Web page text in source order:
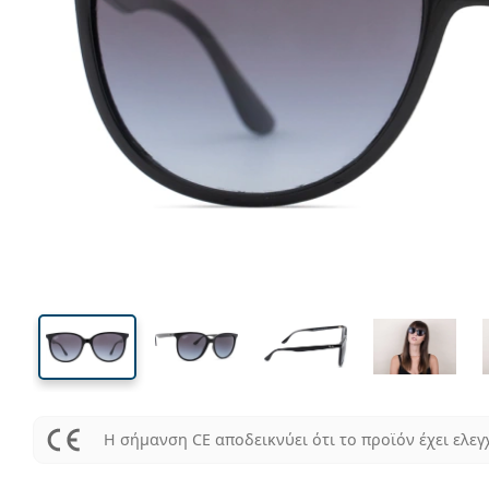
Μήκος σκελετού
45 mm
Ύψος φακού Μήκος φακού
Μήκος
Η σήμανση CE αποδεικνύει ότι το προϊόν έχει